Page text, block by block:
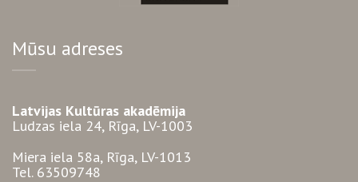
Mūsu adreses
Latvijas Kultūras akadēmija
Ludzas iela 24, Rīga, LV-1003
Miera iela 58a, Rīga, LV-1013
Tel. 63509748